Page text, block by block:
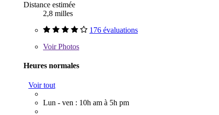
Distance estimée
2,8 milles
176 évaluations
VoirPhotos
Heures normales
Voir tout
Lun - ven : 10h am à 5h pm